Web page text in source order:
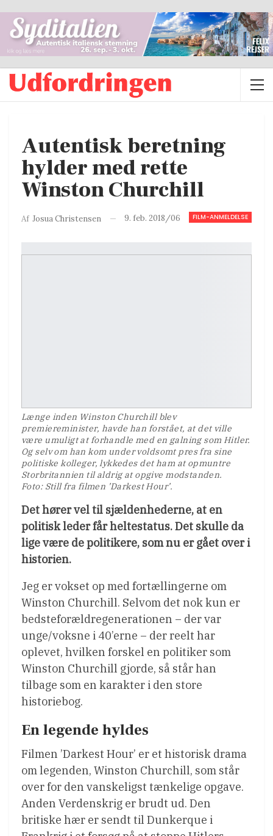
Autentisk beretning
hylder med rette
Winston Churchill
FILM-ANMELDELSE
Af Josua Christensen 9. feb. 2018/06
Længe inden Winston Churchill blev
premiereminister, havde han forstået, at det ville
være umuligt at forhandle med en galning som Hitler.
Og selv om han kom under voldsomt pres fra sine
politiske kolleger, lykkedes det ham at opmuntre
Storbritannien til aldrig at opgive modstanden.
Foto: Still fra filmen ’Darkest Hour’.
Det hører vel til sjældenhederne, at en
politisk leder får heltestatus. Det skulle da
lige være de politikere, som nu er gået over i
historien.
Jeg er vokset op med fortællingerne om
Winston Churchill. Selvom det nok kun er
bedsteforældregenerationen – der var
unge/voksne i 40’erne – der reelt har
oplevet, hvilken forskel en politiker som
Winston Churchill gjorde, så står han
tilbage som en karakter i den store
historiebog.
En legende hyldes
Filmen ’Darkest Hour’ er et historisk drama
om legenden, Winston Churchill, som står
over for den vanskeligst tænkelige opgave.
Anden Verdenskrig er brudt ud. Den
britiske hær er sendt til Dunkerque i